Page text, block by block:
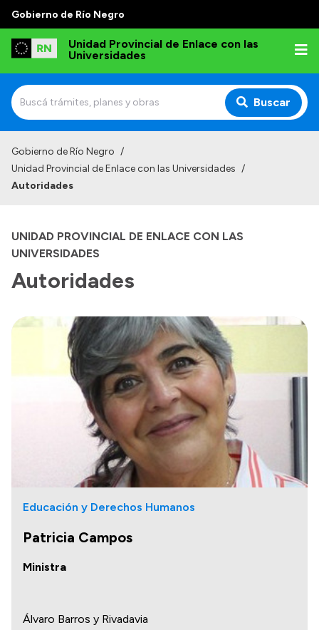
Gobierno de Río Negro
Unidad Provincial de Enlace con las
Universidades
Buscar
Institucional
Autoridades
Normativa
Informes de Gestión
Transparencia
Presupuesto
Boletín Oficial
Compras y licitaciones
Consulta de expedientes
Consulta de pago a proveedores
Convocatorias
Intranet
Gobierno de Río Negro /
Unidad Provincial de Enlace con las Universidades /
Autoridades
UNIDAD PROVINCIAL DE ENLACE CON LAS
UNIVERSIDADES
Autoridades
Educación y Derechos Humanos
Patricia Campos
Ministra
Álvaro Barros y Rivadavia